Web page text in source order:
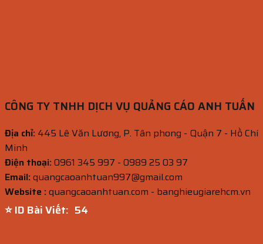
CÔNG TY TNHH DỊCH VỤ QUẢNG CÁO ANH TUẤN
Địa chỉ: 445 Lê Văn Lương, P. Tân phong - Quận 7 - Hồ Chí
Minh
Điện thoại:0961 345 997 - 0989 25 03 97
Email:quangcaoanhtuan997@gmail.com
Website :quangcaoanhtuan.com - banghieugiarehcm.vn
⭐ ID Bài Viết: 52